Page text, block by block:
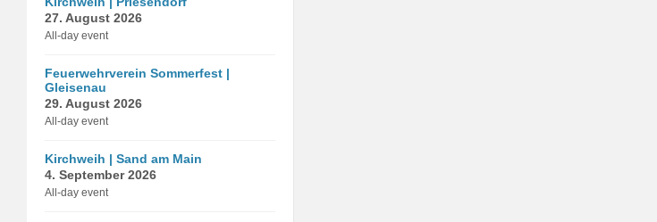
27. August 2026
All-day event
Feuerwehrverein Sommerfest |
Gleisenau
29. August 2026
All-day event
Kirchweih | Sand am Main
4. September 2026
All-day event